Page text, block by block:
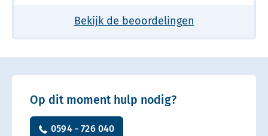
Bekijk de beoordelingen
Op dit moment hulp nodig?
0594 - 726 040